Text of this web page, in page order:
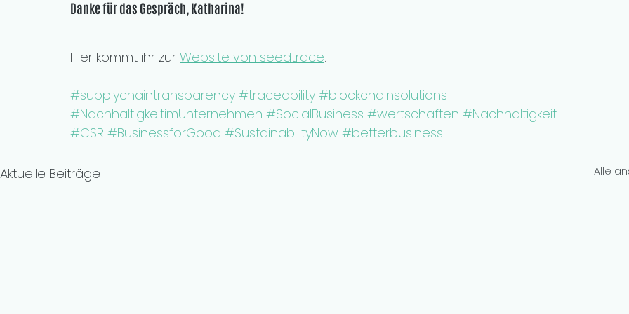
Danke für das Gespräch, Katharina!
Hier kommt ihr zur Website von seedtrace.
#supplychaintransparency #traceability #blockchainsolutions
#NachhaltigkeitimUnternehmen #SocialBusiness #wertschaften #Nachhaltigkeit
#CSR #BusinessforGood #SustainabilityNow #betterbusiness
Aktuelle Beiträge Alle